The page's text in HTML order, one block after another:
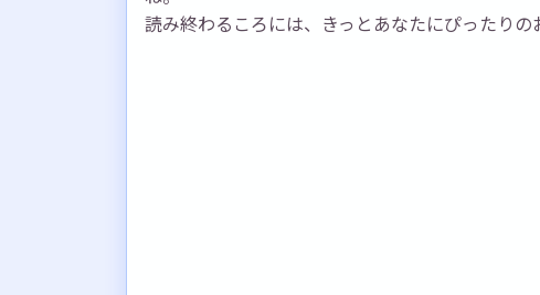
読み終わるころには、きっとあなたにぴったりの